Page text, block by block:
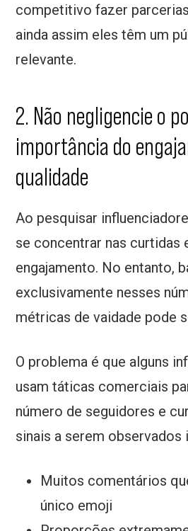
competitivo fazer
ainda assim eles têm um
relevante.
2. Não negligencie o
importância do
qualidade
Ao pesquisar
se concentrar nas curtidas
engajamento. No entanto,
exclusivamente nesses
métricas de vaidade pode
O problema é que alguns
usam táticas comerciais
número de seguidores e
sinais a serem observados
Muitos comentários
único emoji